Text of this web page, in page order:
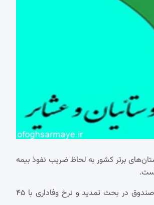
تأکید کرد: همدان از استان‌های برتر کشور به لحاظ ضریب نفوذ بیمه
مدیر صندوق بیمه اجتماعی کشاورزان، روستاییان و عشایر استان همدان تصریح کرد: این صندوق در بحث تمدید و نرخ وفاداری با ۴۵